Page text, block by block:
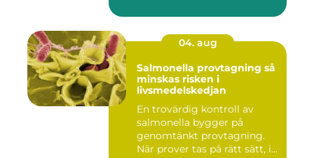
04. aug
Salmonella provtagning så
minskas risken i
livsmedelskedjan
En trovärdig kontroll av
salmonella bygger på
genomtänkt provtagning.
När prover tas på rätt sätt, i...